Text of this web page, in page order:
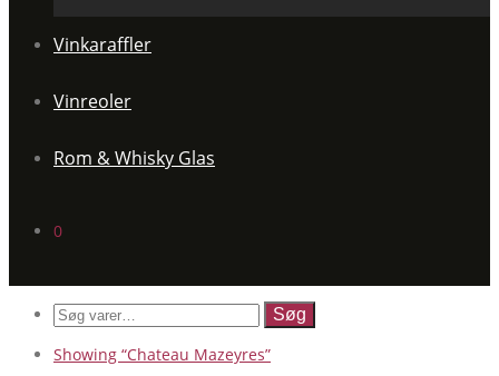
Vinkaraffler
Vinreoler
Rom & Whisky Glas
0
Søg
efter:
Showing “Chateau Mazeyres”